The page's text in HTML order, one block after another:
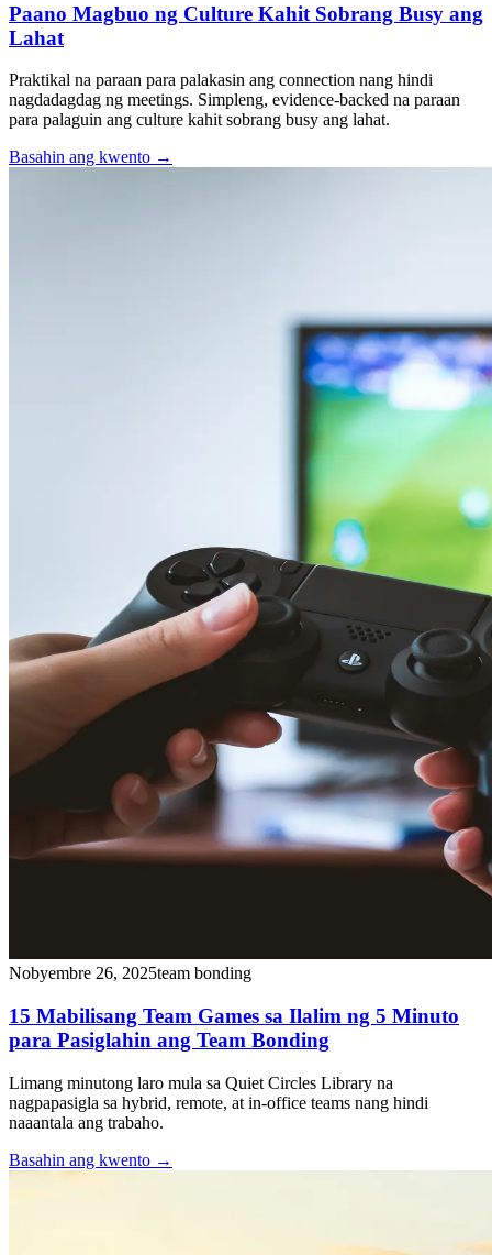
Paano Magbuo ng Culture Kahit Sobrang Busy ang
Lahat
Praktikal na paraan para palakasin ang connection nang hindi
nagdadagdag ng meetings. Simpleng, evidence-backed na paraan
para palaguin ang culture kahit sobrang busy ang lahat.
Basahin ang kwento →
Nobyembre 26, 2025team bonding
15 Mabilisang Team Games sa Ilalim ng 5 Minuto
para Pasiglahin ang Team Bonding
Limang minutong laro mula sa Quiet Circles Library na
nagpapasigla sa hybrid, remote, at in-office teams nang hindi
naaantala ang trabaho.
Basahin ang kwento →